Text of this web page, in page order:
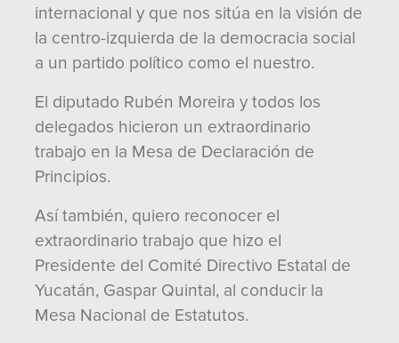
internacional y que nos sitúa en la visión de
la centro-izquierda de la democracia social
a un partido político como el nuestro.
El diputado Rubén Moreira y todos los
delegados hicieron un extraordinario
trabajo en la Mesa de Declaración de
Principios.
Así también, quiero reconocer el
extraordinario trabajo que hizo el
Presidente del Comité Directivo Estatal de
Yucatán, Gaspar Quintal, al conducir la
Mesa Nacional de Estatutos.